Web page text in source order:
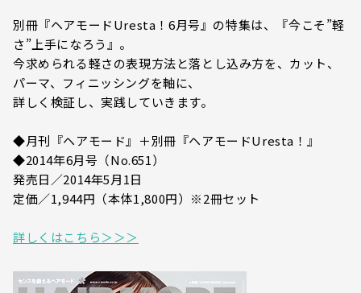
別冊『ヘアモードUresta！6月号』の特集は、『今こそ”軽
さ”上手になろう』。
今求められる軽さの表現方法と落とし込み方を、カット、
パーマ、フィニッシングを軸に、
詳しく検証し、実践していきます。
◆月刊『ヘアモード』＋別冊『ヘアモードUresta！』
◆2014年6月号（No.651）
発売日／2014年5月1日
定価／1,944円（本体1,800円）※2冊セット
詳しくはこちら＞＞＞